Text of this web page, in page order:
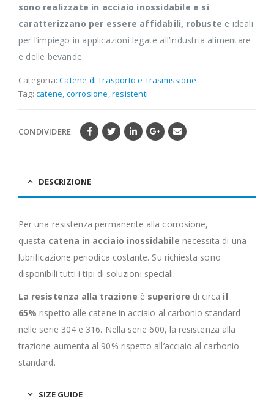
sono realizzate in acciaio inossidabile e si
caratterizzano per essere affidabili, robuste e ideali
per l’impiego in applicazioni legate all’industria alimentare
e delle bevande.
Categoria:Catene di Trasporto e Trasmissione
Tag: catene, corrosione,resistenti
CONDIVIDERE
DESCRIZIONE
Per una resistenza permanente alla corrosione,
questa catena in acciaio inossidabile necessita di una
lubrificazione periodica costante. Su richiesta sono
disponibili tutti i tipi di soluzioni speciali.
La resistenza alla trazione è superiore di circa il
65%rispetto alle catene in acciaio al carbonio standard
nelle serie 304 e 316. Nella serie 600, la resistenza alla
trazione aumenta al 90% rispetto all’acciaio al carbonio
standard.
SIZE GUIDE